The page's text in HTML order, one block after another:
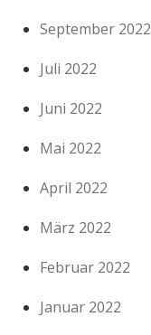
September 2022
Juli 2022
Juni 2022
Mai 2022
April 2022
März 2022
Februar 2022
Januar 2022